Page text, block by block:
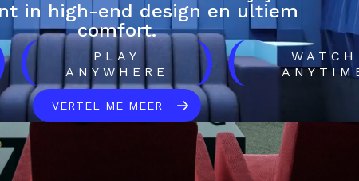
in high-end design en ultiem
comfort.
(
PLAY
ANYWHERE
)(
WATCH
VERTEL ME MEER